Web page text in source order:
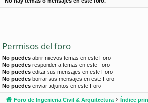
Permisos del foro
No puedes abrir nuevos temas en este Foro
No puedes responder a temas en este Foro
No puedes editar sus mensajes en este Foro
No puedes borrar sus mensajes en este Foro
No puedes enviar adjuntos en este Foro
Foro de Ingenieria Civil & Arquitectura Índice